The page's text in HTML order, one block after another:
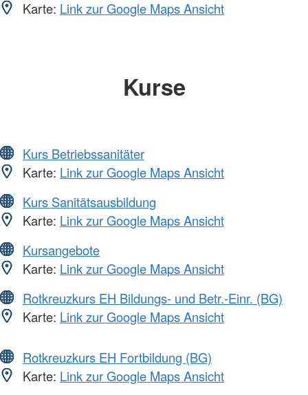
Karte: Link zur Google Maps Ansicht
Kurse
Kurs Betriebssanitäter
Karte: Link zur Google Maps Ansicht
Kurs Sanitätsausbildung
Karte: Link zur Google Maps Ansicht
Kursangebote
Karte: Link zur Google Maps Ansicht
Rotkreuzkurs EH Bildungs- und Betr.-Einr. (BG)
Karte: Link zur Google Maps Ansicht
Rotkreuzkurs EH Fortbildung (BG)
Karte: Link zur Google Maps Ansicht